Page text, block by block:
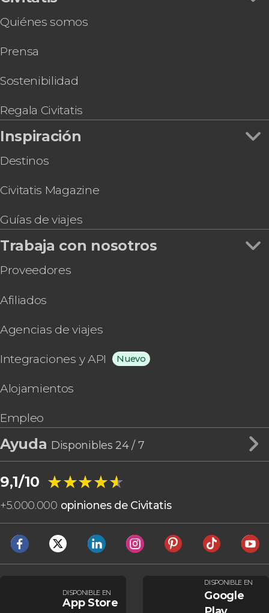
Quiénes somos
Prensa
Sostenibilidad
Regala Civitatis
Inspiración
Destinos
Civitatis Magazine
Guías de viajes
Trabaja con nosotros
Proveedores
Afiliados
Agencias de viajes
Integraciones y API Nuevo
Alojamientos
Empleo
Ayuda Disponibles 24 / 7
9,1/10 ★★★★★
★★★★★
+5.000.000 opiniones de Civitatis
DISPONIBLE EN
App Store
DISPONIBLE EN
Google